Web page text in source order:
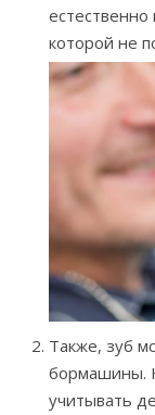
которой не
Также, зуб
бормашины.
учитывать